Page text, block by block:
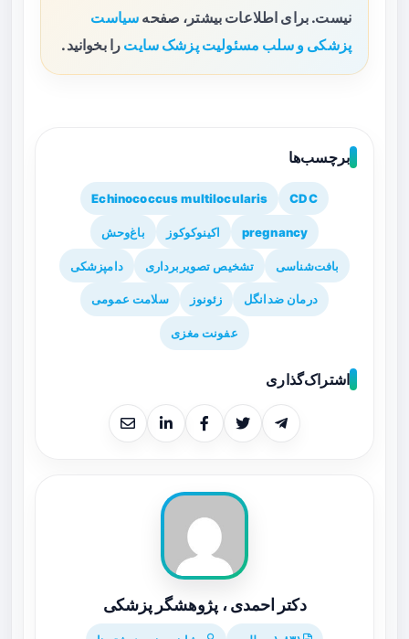
نیست. برای اطلاعات بیشتر، صفحه سیاست
پزشکی و سلب مسئولیت پزشک سایت را بخوانید.
برچسب‌ها
CDC
Echinococcus multilocularis
pregnancy اکینوکوکوز باغ‌وحش
بافت‌شناسی تشخیص تصویربرداری دامپزشکی
درمان ضدانگل زئونوز سلامت عمومی
عفونت مغزی
اشتراک‌گذاری
دکتر احمدی ، پژوهشگر پزشکی